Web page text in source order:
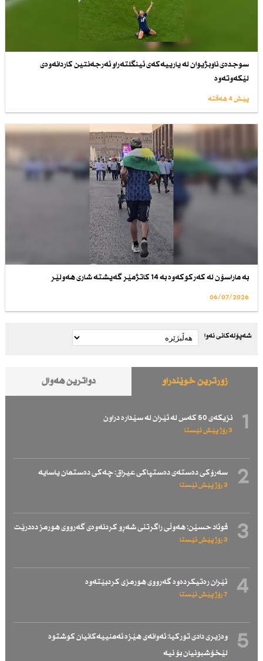
سوجدەی ناوبژیوان لە یارییەكەی ئینگلتەراو ئەرجەنتین كاردانەوەی
لێكەوتەوە
پێش 4 هەفتە
بە ماراسۆن لە كەركوكەوە بە 14 كاتژمێر گەیشتە شاری هەولێر
06/07/2026
شەپۆلەکانی نەوا
زۆرترین خوێندراو دواترین هەواڵ
1 نزیكەی 50 كەس لە ئێران لە سێدارە دراون
3 رۆژ پێش ئێستا
2 سەرۆكی دەستەی دەستپاكی عیراق: چەكی دەستمان یاسایە
3 رۆژ پێش ئێستا
3 فوئاد حسێن: هەوڵی راگرتنی شەڕو كردنەوەی گەرووی هورمز دەدرێت
3 رۆژ پێش ئێستا
4 ئێران رەتیكردەوە گەرووی هورمزی كردبێتەوە
7 رۆژ پێش ئێستا
5
وەزیری دادی توركیا: ئەوانەی هێزە ئەمنییەكانیان كوشتوە
لێخۆشبونیان بۆ نیە